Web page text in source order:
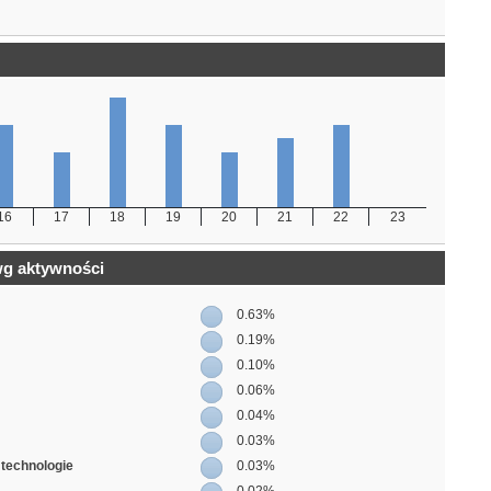
17 18 19 20 21 22 23
aktywności
0.63%
0.19%
0.10%
0.06%
0.04%
0.03%
0.03%